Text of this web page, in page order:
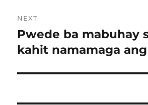
NEXT
Next
post:
Pwede ba mabuhay
kahit namamaga